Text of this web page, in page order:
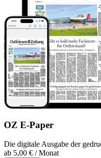
OZ E-Paper
Die digitale Ausgabe der
ab 5,00 € / Monat